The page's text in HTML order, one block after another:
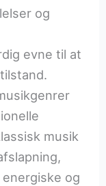
og
evne til at
musik
og